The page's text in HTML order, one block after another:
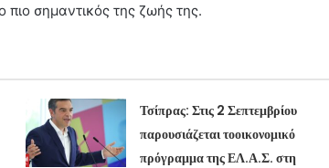
σημαντικός της ζωής της.
Τσίπρας: Στις 2 Σεπτεμβρίου
παρουσιάζεται τοοικονομικό
πρόγραμμα της ΕΛ.Α.Σ. στη